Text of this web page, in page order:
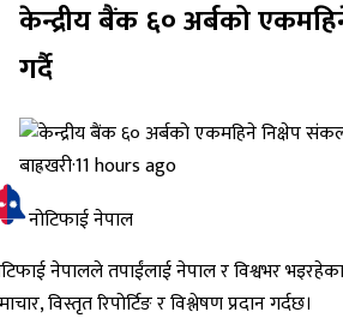
केन्द्रीय बैंक ६० अर्बको
गर्दै
बाह्रखरी·11 hours ago
नोटिफाई नेपाल
नेपालले तपाईंलाई नेपाल र विश्वभर
विस्तृत रिपोर्टिङ र विश्लेषण प्रदान गर्दछ।